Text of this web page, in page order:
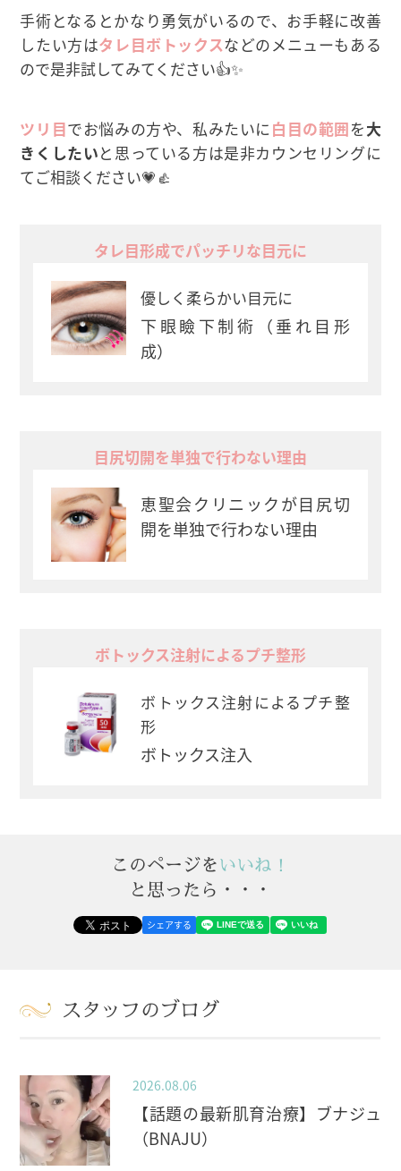
手術となるとかなり勇気がいるので、お手軽に改善
したい方はタレ目ボトックスなどのメニューもある
ので是非試してみてください👍✨
ツリ目でお悩みの方や、私みたいに白目の範囲を大
きくしたいと思っている方は是非カウンセリングに
てご相談ください💗‍👍
タレ目形成でパッチリな目元に
優しく柔らかい目元に
下眼瞼下制術（垂れ目形
成）
目尻切開を単独で行わない理由
恵聖会クリニックが目尻切
開を単独で行わない理由
ボトックス注射によるプチ整形
ボトックス注射によるプチ整
形
ボトックス注入
このページをいいね！
と思ったら・・・
シェアする
スタッフのブログ
2026.08.06
【話題の最新肌育治療】ブナジュ
（BNAJU）